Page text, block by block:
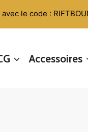
le code :
Accessoires